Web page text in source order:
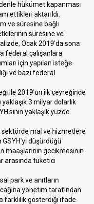
hükümet kapanması
ettikleri aktarıldı.
ve süresine bağlı
süresine ve
Ocak 2019'da sona
federal çalışanlara
için yapılan isteğe
ve bazı federal
ile 2019'un ilk çeyreğinde
3 milyar dolarlık
yaklaşık yüzde
sektörde mal ve hizmetlere
GSYH'yi düşürdüğü
maaşlarının gecikmesinin
arasında tüketici
park ve anıtların
yönetim tarafından
farklılık gösterdiği ifade